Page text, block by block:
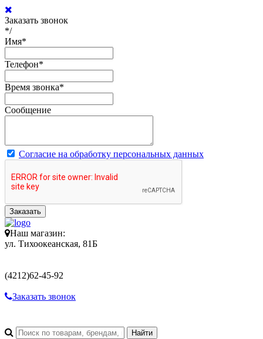
Заказать звонок
*/
Имя*
Телефон*
Время звонка*
Сообщение
Согласие на обработку персональных данных
Заказать
Наш магазин:
ул. Тихоокеанская, 81Б
(4212)62-45-92
Заказать звонок